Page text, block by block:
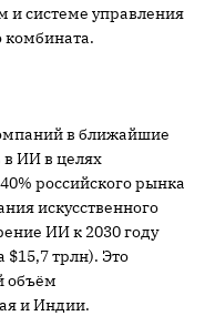
и системе управления
комбината.
в ближайшие
в ИИ в целях
российского рынка
искусственного
ИИ к 2030 году
$15,7 трлн). Это
объём
и Индии.